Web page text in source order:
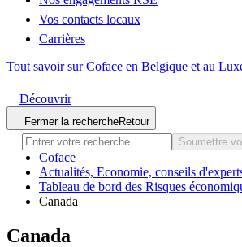
Vos contacts locaux
Carrières
Tout savoir sur Coface en Belgique et au
Découvrir
Fermer la rechercheRetour
Soumettre
Coface
Actualités, Economie, conseils
Tableau de bord des Risques
Canada
Canada